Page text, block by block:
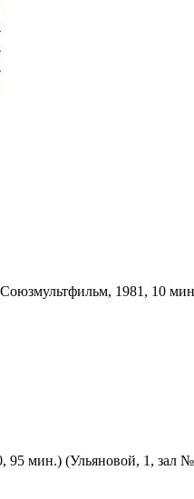
1981, 10
95 мин.) (Ульяновой, 1, зал